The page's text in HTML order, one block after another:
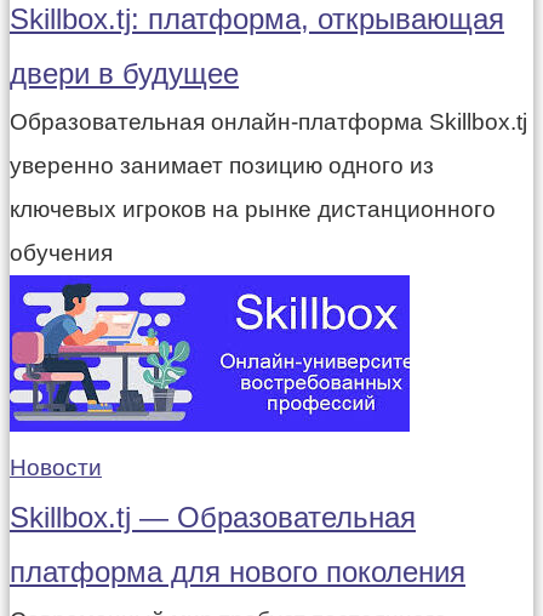
Skillbox.tj: платформа, открывающая
двери в будущее
Образовательная онлайн-платформа Skillbox.tj
уверенно занимает позицию одного из
ключевых игроков на рынке дистанционного
обучения
Новости
Skillbox.tj — Образовательная
платформа для нового поколения